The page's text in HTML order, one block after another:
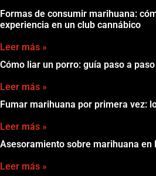
Formas de consumir marihuana:
experiencia en un club cannábico
Leer más »
Cómo liar un porro: guía paso a paso
Leer más »
Fumar marihuana por primera vez:
Leer más »
Asesoramiento sobre marihuana en
Leer más »